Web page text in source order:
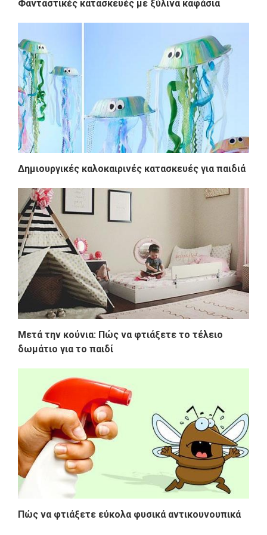
Φανταστικές κατασκευές με ξύλινα καφάσια
Δημιουργικές καλοκαιρινές κατασκευές για παιδιά
Μετά την κούνια: Πώς να φτιάξετε το τέλειο
δωμάτιο για το παιδί
Πώς να φτιάξετε εύκολα φυσικά αντικουνουπικά